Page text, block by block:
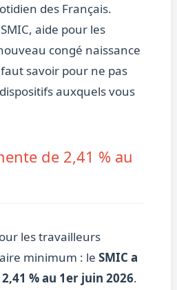
des Français.
aide pour les
congé naissance
savoir pour ne pas
auxquels vous
de 2,41 % au
les travailleurs
minimum : le SMIC a
% au 1er juin 2026.